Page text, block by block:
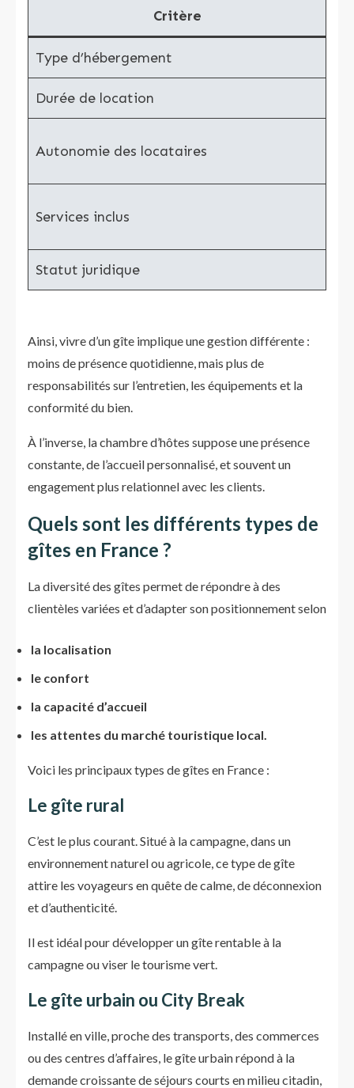
Critère
Type d’hébergement
Durée de location
Autonomie des locataires
Services inclus
Statut juridique
Ainsi, vivre d’un gîte implique une gestion différente :
moins de présence quotidienne, mais plus de
responsabilités sur l’entretien, les équipements et la
conformité du bien.
À l’inverse, la chambre d’hôtes suppose une présence
constante, de l’accueil personnalisé, et souvent un
engagement plus relationnel avec les clients.
Quels sont les différents types de
gîtes en France ?
La diversité des gîtes permet de répondre à des
clientèles variées et d’adapter son positionnement selon
la localisation
le confort
la capacité d’accueil
les attentes du marché touristique local.
Voici les principaux types de gîtes en France :
Le gîte rural
C’est le plus courant. Situé à la campagne, dans un
environnement naturel ou agricole, ce type de gîte
attire les voyageurs en quête de calme, de déconnexion
et d’authenticité.
Il est idéal pour développer un gîte rentable à la
campagne ou viser le tourisme vert.
Le gîte urbain ou City Break
Installé en ville, proche des transports, des commerces
ou des centres d’affaires, le gîte urbain répond à la
demande croissante de séjours courts en milieu citadin,